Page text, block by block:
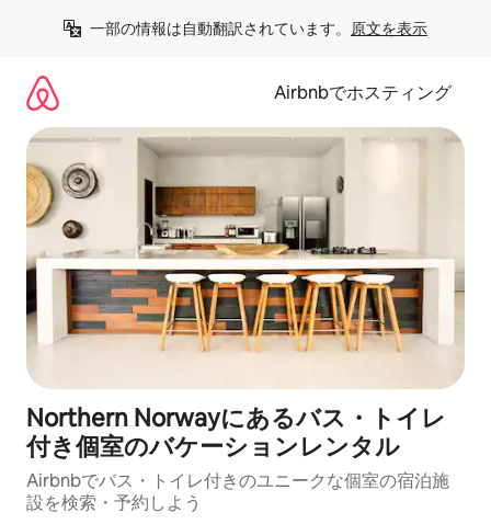
一部の情報は自動翻訳されています。 原文を表示
Airbnbでホスティング
Northern Norwayにあるバス・トイレ
付き個室のバケーションレンタル
Airbnbでバス・トイレ付きのユニークな個室の宿泊施
設を検索・予約しよう